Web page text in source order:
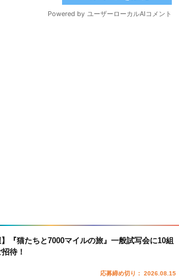
】『猫たちと7000マイルの旅』一般試写会に10組
待！
応募締め切り： 2026.08.15